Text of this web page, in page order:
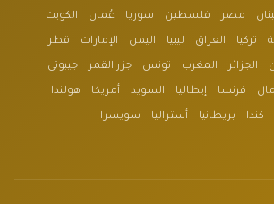
مصر فلسطين سوريا عُمان الكويت
تركيا العراق ليبيا اليمن الإمارات قطر
الجزائر المغرب تونس جزر القمر جيبوتي
فرنسا إيطاليا السويد أمريكا هولندا
كندا بريطانيا أستراليا سويسرا